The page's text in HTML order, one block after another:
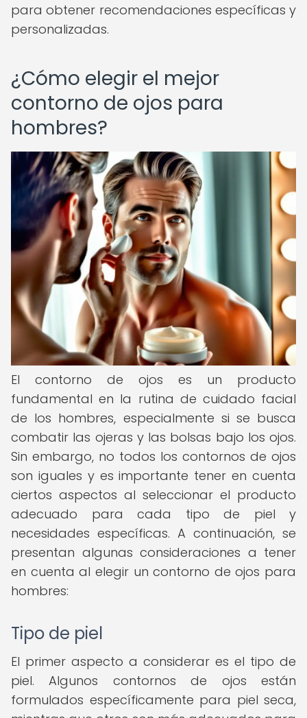
para obtener recomendaciones específicas y
personalizadas.
¿Cómo elegir el mejor
contorno de ojos para
hombres?
El contorno de ojos es un producto
fundamental en la rutina de cuidado facial
de los hombres, especialmente si se busca
combatir las ojeras y las bolsas bajo los ojos.
Sin embargo, no todos los contornos de ojos
son iguales y es importante tener en cuenta
ciertos aspectos al seleccionar el producto
adecuado para cada tipo de piel y
necesidades específicas. A continuación, se
presentan algunas consideraciones a tener
en cuenta al elegir un contorno de ojos para
hombres:
Tipo de piel
El primer aspecto a considerar es el tipo de
piel. Algunos contornos de ojos están
formulados específicamente para piel seca,